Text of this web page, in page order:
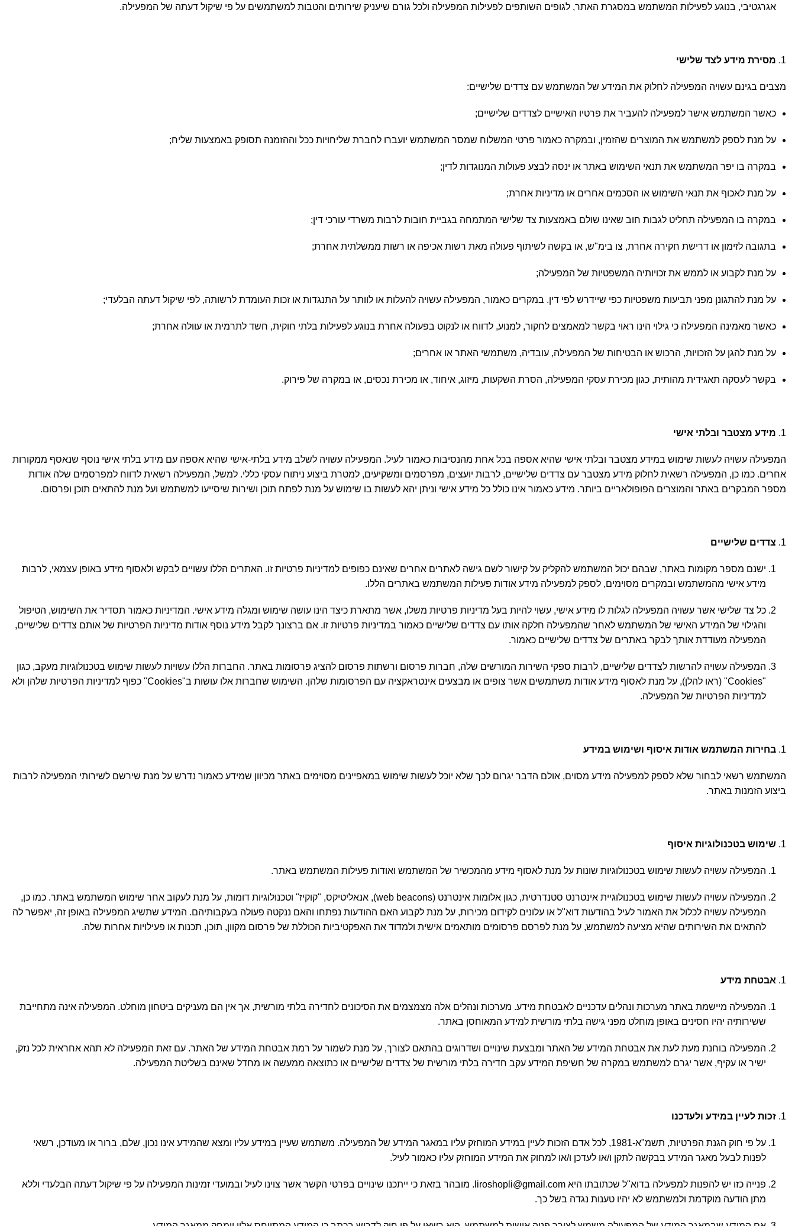
אגרגטיבי, בנוגע לפעילות המשתמש במסגרת האתר, לגופים השותפים לפעילות המפעילה ולכל גורם שיעניק שירותים והטבות למשתמשים על פי שיקול דעתה של המפעילה.
מסירת מידע לצד שלישי
מצבים בגינם עשויה המפעילה לחלוק את המידע של המשתמש עם צדדים שלישיים:
כאשר המשתמש אישר למפעילה להעביר את פרטיו האישיים לצדדים שלישיים;
על מנת לספק למשתמש את המוצרים שהזמין, ובמקרה כאמור פרטי המשלוח שמסר המשתמש יועברו לחברת שליחויות ככל וההזמנה תסופק באמצעות שליח;
במקרה בו יפר המשתמש את תנאי השימוש באתר או ינסה לבצע פעולות המנוגדות לדין;
על מנת לאכוף את תנאי השימוש או הסכמים אחרים או מדיניות אחרת;
במקרה בו המפעילה תחליט לגבות חוב שאינו שולם באמצעות צד שלישי המתמחה בגביית חובות לרבות משרדי עורכי דין;
בתגובה לזימון או דרישת חקירה אחרת, צו בימ"ש, או בקשה לשיתוף פעולה מאת רשות אכיפה או רשות ממשלתית אחרת;
על מנת לקבוע או לממש את זכויותיה המשפטיות של המפעילה;
על מנת להתגונן מפני תביעות משפטיות כפי שיידרש לפי דין. במקרים כאמור, המפעילה עשויה להעלות או לוותר על התנגדות או זכות העומדת לרשותה, לפי שיקול דעתה הבלעדי;
כאשר מאמינה המפעילה כי גילוי הינו ראוי בקשר למאמצים לחקור, למנוע, לדווח או לנקוט בפעולה אחרת בנוגע לפעילות בלתי חוקית, חשד לתרמית או עוולה אחרת;
על מנת להגן על הזכויות, הרכוש או הבטיחות של המפעילה, עובדיה, משתמשי האתר או אחרים;
בקשר לעסקה תאגידית מהותית, כגון מכירת עסקי המפעילה, הסרת השקעות, מיזוג, איחוד, או מכירת נכסים, או במקרה של פירוק.
מידע מצטבר ובלתי אישי
המפעילה עשויה לעשות שימוש במידע מצטבר ובלתי אישי שהיא אספה בכל אחת מהנסיבות כאמור לעיל. המפעילה עשויה לשלב מידע בלתי-אישי שהיא אספה עם מידע בלתי אישי נוסף שנאסף ממקורות
אחרים. כמו כן, המפעילה רשאית לחלוק מידע מצטבר עם צדדים שלישיים, לרבות יועצים, מפרסמים ומשקיעים, למטרת ביצוע ניתוח עסקי כללי. למשל, המפעילה רשאית לדווח למפרסמים שלה אודות
מספר המבקרים באתר והמוצרים הפופולאריים ביותר. מידע כאמור אינו כולל כל מידע אישי וניתן יהא לעשות בו שימוש על מנת לפתח תוכן ושירות שיסייעו למשתמש ועל מנת להתאים תוכן ופרסום.
צדדים שלישיים
ישנם מספר מקומות באתר, שבהם יכול המשתמש להקליק על קישור לשם גישה לאתרים אחרים שאינם כפופים למדיניות פרטיות זו. האתרים הללו עשויים לבקש ולאסוף מידע באופן עצמאי, לרבות
מידע אישי מהמשתמש ובמקרים מסוימים, לספק למפעילה מידע אודות פעילות המשתמש באתרים הללו.
כל צד שלישי אשר עשויה המפעילה לגלות לו מידע אישי, עשוי להיות בעל מדיניות פרטיות משלו, אשר מתארת כיצד הינו עושה שימוש ומגלה מידע אישי. המדיניות כאמור תסדיר את השימוש, הטיפול
והגילוי של המידע האישי של המשתמש לאחר שהמפעילה חלקה אותו עם צדדים שלישיים כאמור במדיניות פרטיות זו. אם ברצונך לקבל מידע נוסף אודות מדיניות הפרטיות של אותם צדדים שלישיים,
המפעילה מעודדת אותך לבקר באתרים של צדדים שלישיים כאמור.
המפעילה עשויה להרשות לצדדים שלישיים, לרבות ספקי השירות המורשים שלה, חברות פרסום ורשתות פרסום להציג פרסומות באתר. החברות הללו עשויות לעשות שימוש בטכנולוגיות מעקב, כגון
"Cookies" (ראו להלן), על מנת לאסוף מידע אודות משתמשים אשר צופים או מבצעים אינטראקציה עם הפרסומות שלהן. השימוש שחברות אלו עושות ב"Cookies" כפוף למדיניות הפרטיות שלהן ולא
למדיניות הפרטיות של המפעילה.
בחירות המשתמש אודות איסוף ושימוש במידע
המשתמש רשאי לבחור שלא לספק למפעילה מידע מסוים, אולם הדבר יגרום לכך שלא יוכל לעשות שימוש במאפיינים מסוימים באתר מכיוון שמידע כאמור נדרש על מנת שירשם לשירותי המפעילה לרבות
ביצוע הזמנות באתר.
שימוש בטכנולוגיות איסוף
המפעילה עשויה לעשות שימוש בטכנולוגיות שונות על מנת לאסוף מידע מהמכשיר של המשתמש ואודות פעילות המשתמש באתר.
המפעילה עשויה לעשות שימוש בטכנולוגיית אינטרנט סטנדרטית, כגון אלומות אינטרנט (web beacons), אנאליטיקס, "קוקיז" וטכנולוגיות דומות, על מנת לעקוב אחר שימוש המשתמש באתר. כמו כן,
המפעילה עשויה לכלול את האמור לעיל בהודעות דוא"ל או עלונים לקידום מכירות, על מנת לקבוע האם ההודעות נפתחו והאם ננקטה פעולה בעקבותיהם. המידע שתשיג המפעילה באופן זה, יאפשר לה
להתאים את השירותים שהיא מציעה למשתמש, על מנת לפרסם פרסומים מותאמים אישית ולמדוד את האפקטיביות הכוללת של פרסום מקוון, תוכן, תכנות או פעילויות אחרות שלה.
אבטחת מידע
המפעילה מיישמת באתר מערכות ונהלים עדכניים לאבטחת מידע. מערכות ונהלים אלה מצמצמים את הסיכונים לחדירה בלתי מורשית, אך אין הם מעניקים ביטחון מוחלט. המפעילה אינה מתחייבת
ששירותיה יהיו חסינים באופן מוחלט מפני גישה בלתי מורשית למידע המאוחסן באתר.
המפעילה בוחנת מעת לעת את אבטחת המידע של האתר ומבצעת שינויים ושדרוגים בהתאם לצורך, על מנת לשמור על רמת אבטחת המידע של האתר. עם זאת המפעילה לא תהא אחראית לכל נזק,
ישיר או עקיף, אשר יגרם למשתמש במקרה של חשיפת המידע עקב חדירה בלתי מורשית של צדדים שלישיים או כתוצאה ממעשה או מחדל שאינם בשליטת המפעילה.
זכות לעיין במידע ולעדכנו
על פי חוק הגנת הפרטיות, תשמ"א-1981, לכל אדם הזכות לעיין במידע המוחזק עליו במאגר המידע של המפעילה. משתמש שעיין במידע עליו ומצא שהמידע אינו נכון, שלם, ברור או מעודכן, רשאי
לפנות לבעל מאגר המידע בבקשה לתקן ו/או לעדכן ו/או למחוק את המידע המוחזק עליו כאמור לעיל.
פנייה כזו יש להפנות למפעילה בדוא"ל שכתובתו היא liroshopli@gmail.com. מובהר בזאת כי ייתכנו שינויים בפרטי הקשר אשר צוינו לעיל ובמועדי זמינות המפעילה על פי שיקול דעתה הבלעדי וללא
מתן הודעה מוקדמת ולמשתמש לא יהיו טענות נגדה בשל כך.